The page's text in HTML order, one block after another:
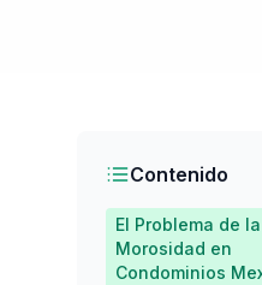
Contenido
El Problema de la
Morosidad en
Condominios